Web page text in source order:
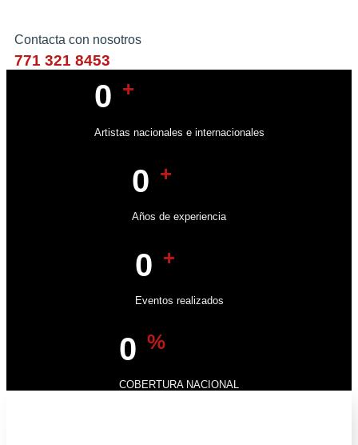
Contacta con nosotros
771 321 8453
0 +
Artistas nacionales e internacionales
0 +
Años de experiencia
0 +
Eventos realizados
0 %
COBERTURA NACIONAL